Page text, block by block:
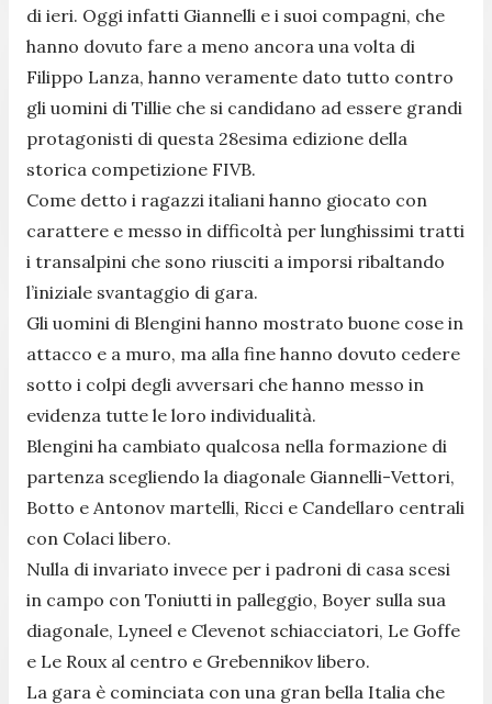
di ieri. Oggi infatti Giannelli e i suoi compagni, che
hanno dovuto fare a meno ancora una volta di
Filippo Lanza, hanno veramente dato tutto contro
gli uomini di Tillie che si candidano ad essere grandi
protagonisti di questa 28esima edizione della
storica competizione FIVB.
Come detto i ragazzi italiani hanno giocato con
carattere e messo in difficoltà per lunghissimi tratti
i transalpini che sono riusciti a imporsi ribaltando
l’iniziale svantaggio di gara.
Gli uomini di Blengini hanno mostrato buone cose in
attacco e a muro, ma alla fine hanno dovuto cedere
sotto i colpi degli avversari che hanno messo in
evidenza tutte le loro individualità.
Blengini ha cambiato qualcosa nella formazione di
partenza scegliendo la diagonale Giannelli-Vettori,
Botto e Antonov martelli, Ricci e Candellaro centrali
con Colaci libero.
Nulla di invariato invece per i padroni di casa scesi
in campo con Toniutti in palleggio, Boyer sulla sua
diagonale, Lyneel e Clevenot schiacciatori, Le Goffe
e Le Roux al centro e Grebennikov libero.
La gara è cominciata con una gran bella Italia che